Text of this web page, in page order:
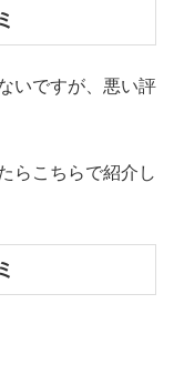
いですが、悪い評
らこちらで紹介し